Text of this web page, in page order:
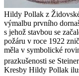
Hildy Pollak z
výmalbu prvního
s jehož stavbou se
požáru v roce 1922
měla v symbolické
prazkušenosti se
Kresby Hildy Pollak